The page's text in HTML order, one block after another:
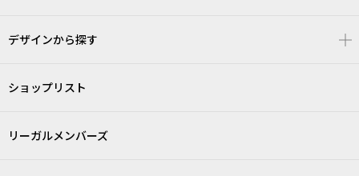
デザインから探す
ショップリスト
リーガルメンバーズ